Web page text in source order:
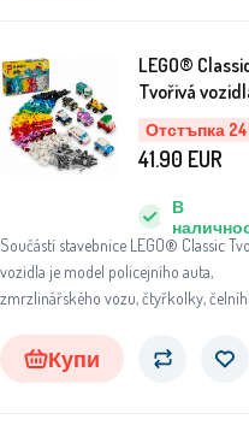
Отстъпка
LEGO®
Tvořivá
Součástí stavebnice LEGO® Classic
vozidla je model policejního auta,
zmrzlinářského vozu, čtyřkolky,
vozu a kombi osobního auta.
В
41.90 EUR
Купи